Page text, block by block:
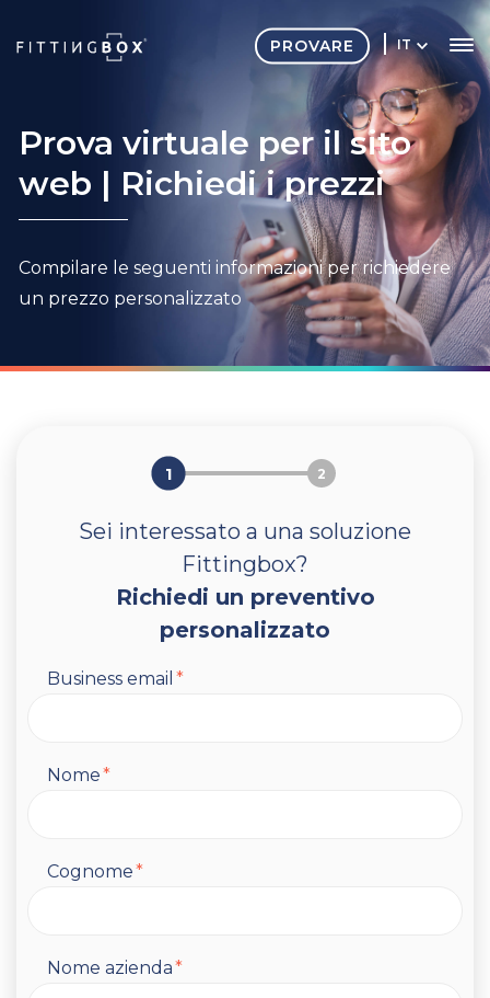
IT
PROVARE
Prova virtuale per il sito
web | Richiedi i prezzi
Compilare le seguenti informazioni per richiedere
un prezzo personalizzato
1 2
Sei interessato a una soluzione
Fittingbox?
Richiedi un preventivo
personalizzato
Business email *
Nome*
Cognome*
Nome azienda*